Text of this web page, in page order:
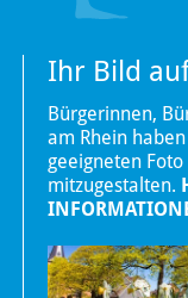
Ihr Bild
Bürgerinnen,
am Rhein
geeigneten
mitzugestalten.